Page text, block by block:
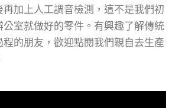
加上人工調音檢測，這不是我們初
室就做好的零件。有興趣了解傳統
的朋友，歡迎點閱我們親自去生產